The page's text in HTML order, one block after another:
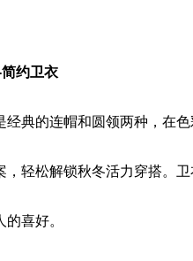
约卫衣
经典的连帽和圆领两种，在
，轻松解锁秋冬活力穿搭。
喜好。